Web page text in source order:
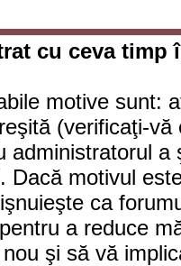
cu ceva timp
motive sunt:
(verificaţi-
administratorul
Dacă motivul
ca
a reduce
şi să vă